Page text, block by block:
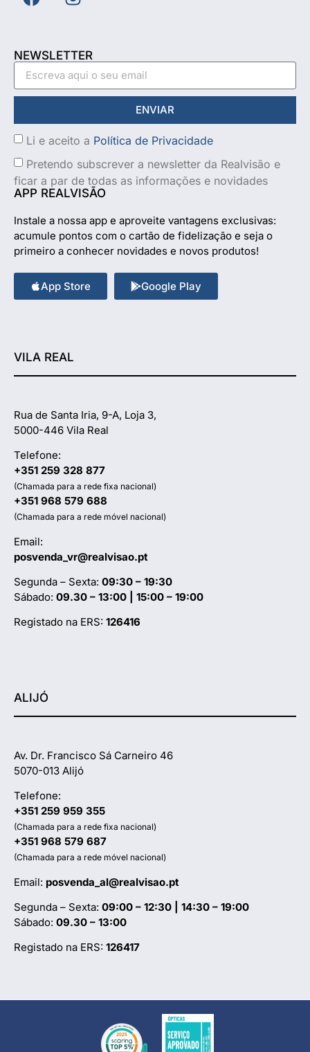
NEWSLETTER
Li e aceito a Política de Privacidade
Pretendo subscrever a newsletter da Realvisão e
ficar a par de todas as informações e novidades
ENVIAR
APP REALVISÃO
Instale a nossa app e aproveite vantagens exclusivas:
acumule pontos com o cartão de fidelização e seja o
primeiro a conhecer novidades e novos produtos!
App Store Google Play
VILA REAL
Rua de Santa Iria, 9-A, Loja 3,
5000-446 Vila Real
Telefone:
+351 259 328 877
(Chamada para a rede fixa nacional)
+351 968 579 688
(Chamada para a rede móvel nacional)
Email:
posvenda_vr@realvisao.pt
Segunda – Sexta: 09:30 – 19:30
Sábado: 09.30 – 13:00 | 15:00 – 19:00
Registado na ERS: 126416
ALIJÓ
Av. Dr. Francisco Sá Carneiro 46
5070-013 Alijó
Telefone:
+351 259 959 355
(Chamada para a rede fixa nacional)
+351 968 579 687
(Chamada para a rede móvel nacional)
Email: posvenda_al@realvisao.pt
Segunda – Sexta: 09:00 – 12:30 | 14:30 – 19:00
Sábado: 09.30 – 13:00
Registado na ERS: 126417